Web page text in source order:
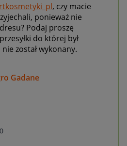
, czy macie
ponieważ nie
Podaj proszę
do której był
został wykonany.
Gadane
0